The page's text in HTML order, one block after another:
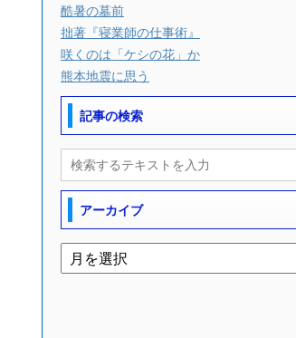
酷暑の墓前
拙著『寝業師の仕事術』
咲くのは「ケシの花」か
熊本地震に思う
記事の検索
アーカイブ